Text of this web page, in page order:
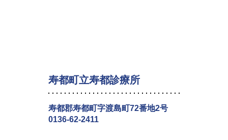
寿都町立寿都診療所
寿都郡寿都町字渡島町72番地2号
0136-62-2411